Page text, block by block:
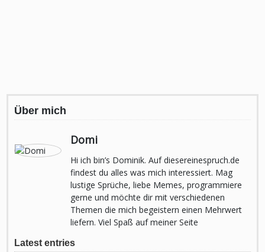
Über mich
Domi
Hi ich bin’s Dominik. Auf diesereinespruch.de
findest du alles was mich interessiert. Mag
lustige Sprüche, liebe Memes, programmiere
gerne und möchte dir mit verschiedenen
Themen die mich begeistern einen Mehrwert
liefern. Viel Spaß auf meiner Seite
Latest entries